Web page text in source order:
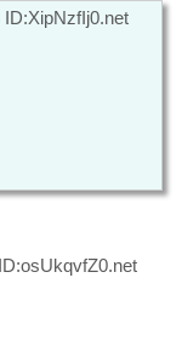
ID:XipNzfIj0.net